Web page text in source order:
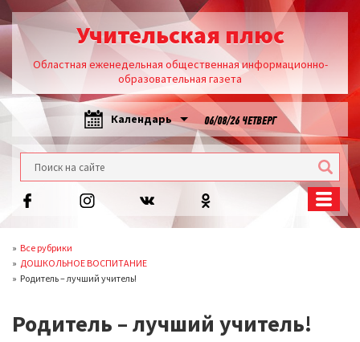
Учительская плюс
Областная еженедельная общественная информационно-
образовательная газета
Календарь 06/08/26 ЧЕТВЕРГ
Все рубрики
ДОШКОЛЬНОЕ ВОСПИТАНИЕ
Родитель – лучший учитель!
Родитель – лучший учитель!